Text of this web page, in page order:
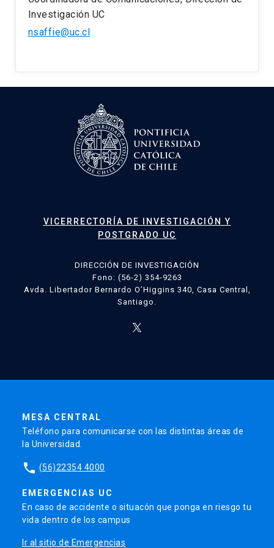
Investigación UC
nsaffie@uc.cl
VICERRECTORÍA DE INVESTIGACIÓN Y
POSTGRADO UC
DIRECCIÓN DE INVESTIGACIÓN
Fono: (56-2) 354-9263
Avda. Libertador Bernardo O’Higgins 340, Casa Central,
Santiago.
MESA CENTRAL
Teléfono para comunicarse con las distintas áreas de
la Universidad.
phone (56)22354 4000
EMERGENCIAS UC
En caso de accidente o situacón que ponga en riesgo tu
vida dentro de los campus
Ir al sitio de Emergencias